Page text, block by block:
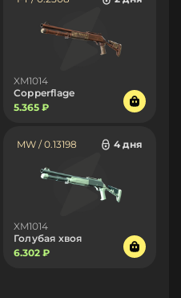
XM1014
Copperflage
5.365 ₽
MW / 0.13198 4 дня
XM1014
Голубая хвоя
6.302 ₽